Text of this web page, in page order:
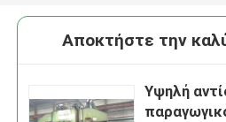
Αποκτήστε την
Υψηλή